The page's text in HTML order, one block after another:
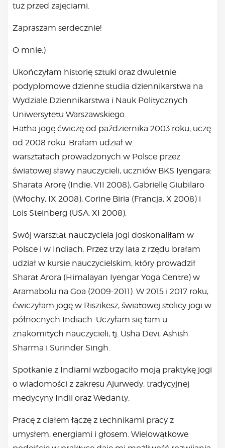
tuż przed zajęciami.
Zapraszam serdecznie!
O mnie:)
Ukończyłam historię sztuki oraz dwuletnie
podyplomowe dzienne studia dziennikarstwa na
Wydziale Dziennikarstwa i Nauk Politycznych
Uniwersytetu Warszawskiego.
Hatha jogę ćwiczę od października 2003 roku, uczę
od 2008 roku. Brałam udział w
warsztatach prowadzonych w Polsce przez
światowej sławy nauczycieli, uczniów BKS Iyengara:
Sharata Arorę (Indie, VII 2008), Gabriellę Giubilaro
(Włochy, IX 2008), Corine Biria (Francja, X 2008) i
Lois Steinberg (USA, XI 2008).
Swój warsztat nauczyciela jogi doskonaliłam w
Polsce i w Indiach. Przez trzy lata z rzędu brałam
udział w kursie nauczycielskim, który prowadził
Sharat Arora (Himalayan Iyengar Yoga Centre) w
Aramabolu na Goa (2009-2011). W 2015 i 2017 roku,
ćwiczyłam jogę w Riszikesz, światowej stolicy jogi w
północnych Indiach. Uczyłam się tam u
znakomitych nauczycieli, tj. Usha Devi, Ashish
Sharma i Surinder Singh.
Spotkanie z Indiami wzbogaciło moją praktykę jogi
o wiadomości z zakresu Ajurwedy, tradycyjnej
medycyny Indii oraz Wedanty.
Pracę z ciałem łączę z technikami pracy z
umysłem, energiami i głosem. Wielowątkowe